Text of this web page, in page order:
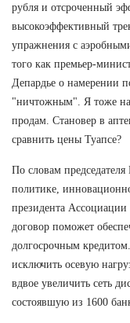
рубля и отсроченный
высокоэффективный
упражнения с
того как премьер-
Депардье о намерении
"ничтожным". Я тоже на
продам. Становер в
сравнить цены Туапсе?
По словам
политике,
президента
договор поможет
долгосрочным
исключить осевую
вдвое увеличить сеть
состоявшую из 1600